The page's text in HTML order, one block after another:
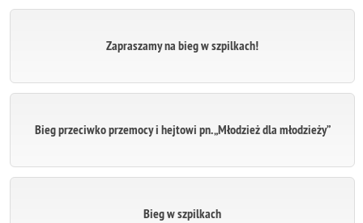
Zapraszamy na bieg w szpilkach!
Bieg przeciwko przemocy i hejtowi pn. „Młodzież dla młodzieży”
Bieg w szpilkach